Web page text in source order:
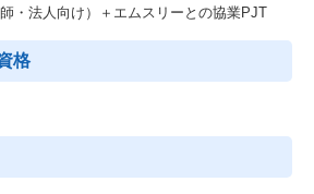
・法人向け）＋エムスリーとの協業PJT
格